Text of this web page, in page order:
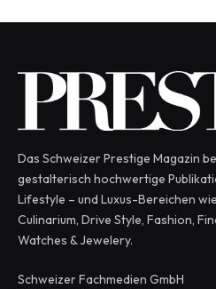
Das Schweizer Prestige Magazin
gestalterisch hochwertige
Lifestyle – und Luxus-Bereichen
Culinarium, Drive Style, Fashion,
Watches & Jewelery.
Schweizer Fachmedien GmbH